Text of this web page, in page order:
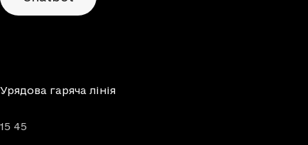
Урядова гаряча лінія
15 45